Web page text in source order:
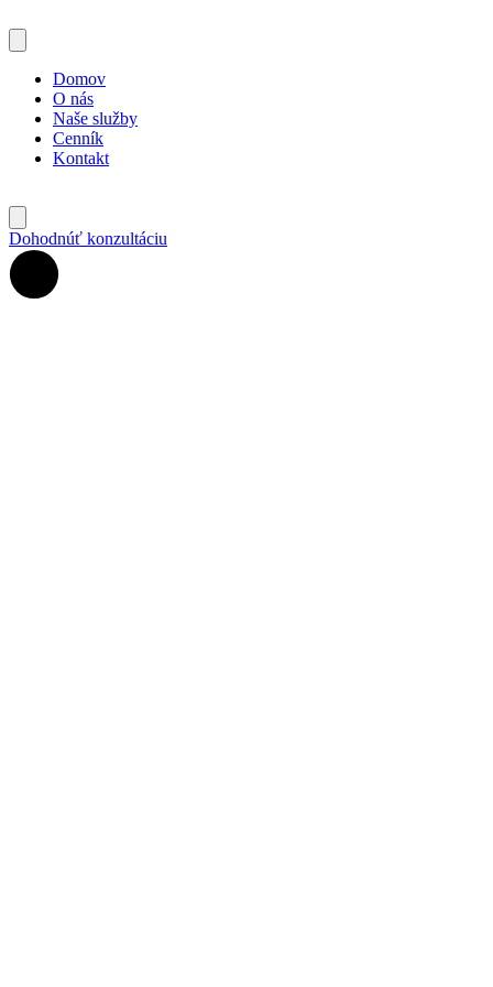
Domov
O nás
Naše služby
Cenník
Kontakt
Dohodnúť konzultáciu